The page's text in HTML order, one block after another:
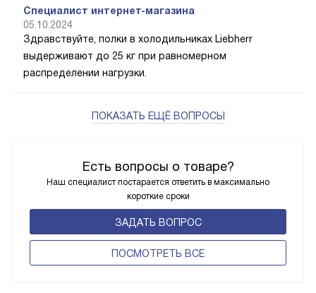
Есть вопросы о товаре?
Наш специалист постарается ответить в максимально
короткие сроки
ЗАДАТЬ ВОПРОС
ПОCМОТРЕТЬ ВСЕ
Специалист интернет-магазина
05.10.2024
Здравствуйте, полки в холодильниках Liebherr
выдерживают до 25 кг при равномерном
распределении нагрузки.
ПОКАЗАТЬ ЕЩЁ ВОПРОСЫ